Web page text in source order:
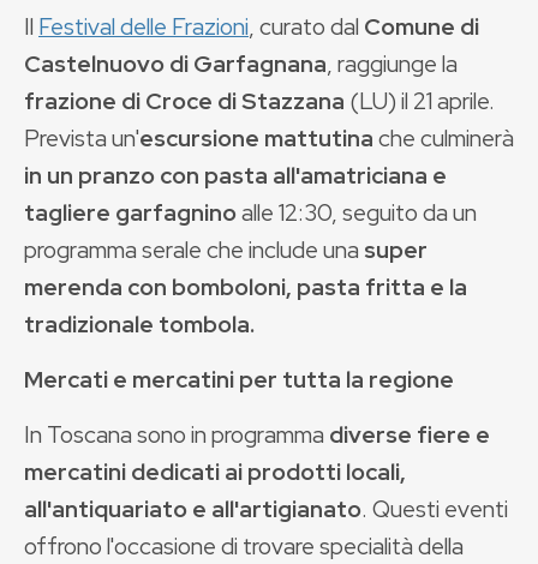
Il Festival delle Frazioni, curato dal Comune di
Castelnuovo di Garfagnana, raggiunge la
frazione di Croce di Stazzana (LU) il 21 aprile.
Prevista un'escursione mattutinache culminerà
in un pranzo con pasta all'amatriciana e
tagliere garfagninoalle 12:30, seguito da un
programma serale che include una super
merenda con bomboloni, pasta fritta e la
tradizionale tombola.
Mercati e mercatini per tutta la regione
In Toscana sono in programma diverse fiere e
mercatini dedicati ai prodotti locali,
all'antiquariato e all'artigianato. Questi eventi
offrono l'occasione di trovare specialità della